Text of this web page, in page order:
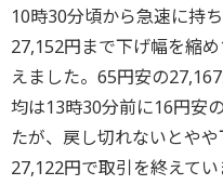
10時30分頃から急速に持
27,152円まで下げ幅を縮
えました。65円安の
均は13時30分前に16円安
たが、戻し切れないとや
27,122円で取引を終えて